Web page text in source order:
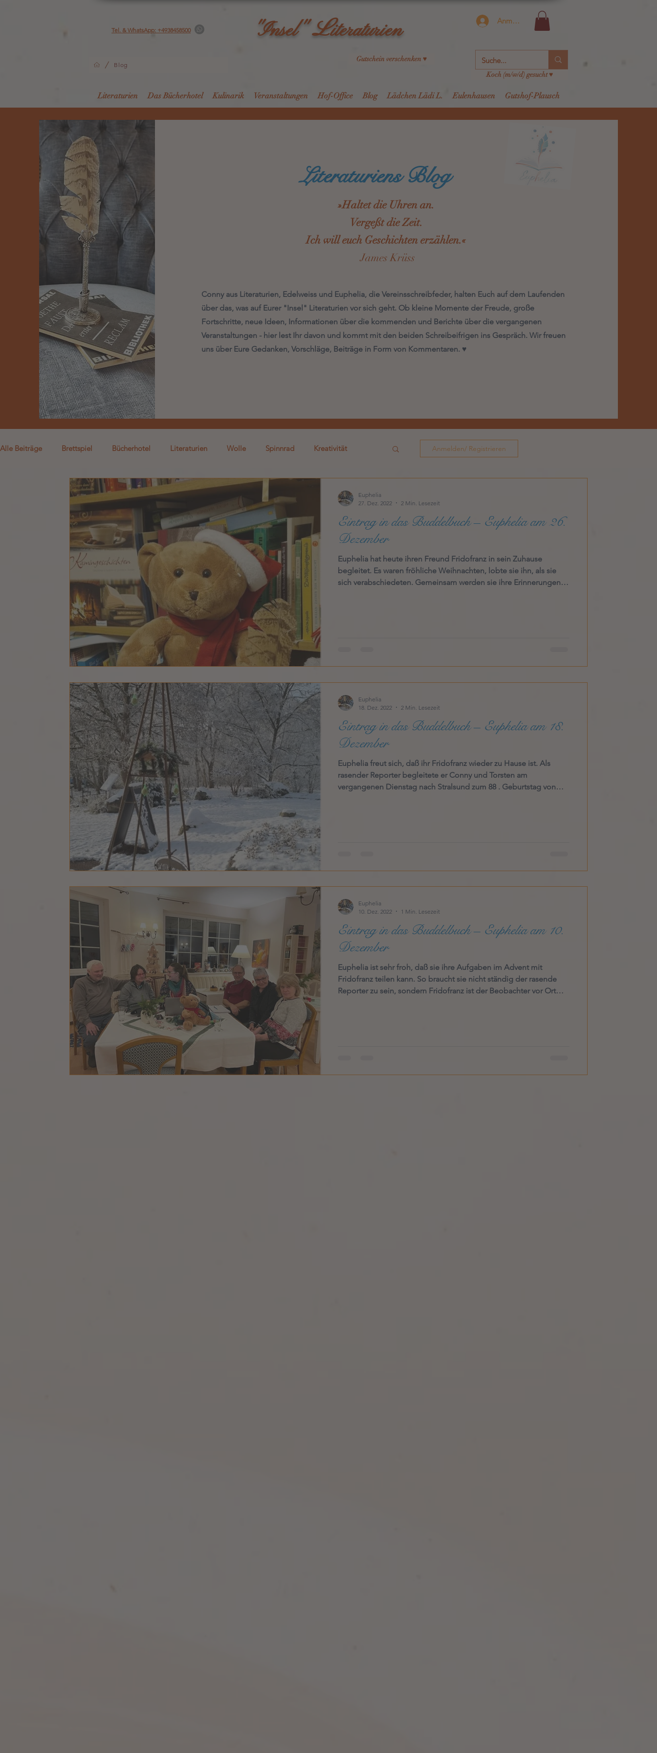
Tel. & WhatsApp: +4938458500 "Insel"Literaturien
/ Blog
Gutschein verschenken ♥
Anmelden
Koch (m/w/d) gesucht ♥
Literaturien Das Bücherhotel Kulinarik Veranstaltungen Hof-Office Blog Lädchen Lädi L. Eulenhausen Gutshof-Plausch
Literaturiens Blog
»Haltet die Uhren an.
Vergeßt die Zeit.
Ich will euch Geschichten erzählen.«
James Krüss
Conny aus Literaturien, Edelweiss und Euphelia, die Vereinsschreibfeder, halten Euch auf dem Laufenden
über das, was auf Eurer "Insel" Literaturien vor sich geht. Ob kleine Momente der Freude, große
Fortschritte, neue Ideen, Informationen über die kommenden und Berichte über die vergangenen
Veranstaltungen - hier lest Ihr davon und kommt mit den beiden Schreibeifrigen ins Gespräch. Wir freuen
uns über Eure Gedanken, Vorschläge, Beiträge in Form von Kommentaren. ♥
Alle Beiträge Brettspiel Bücherhotel Literaturien Wolle Spinnrad Kreativität
Lädchen Lädi L. i1 i2 i3 i4
Anmelden/ Registrieren
Eintrag in das Buddelbuch – Euphelia am 26.
Dezember
Euphelia hat heute ihren Freund Fridofranz in sein Zuhause
begleitet. Es waren fröhliche Weihnachten, lobte sie ihn, als sie
sich verabschiedeten. Gemeinsam werden sie ihre Erinnerungen
Euphelia
27. Dez. 2022
2 Min. Lesezeit
Eintrag in das Buddelbuch – Euphelia am 18.
Dezember
Euphelia freut sich, daß ihr Fridofranz wieder zu Hause ist. Als
rasender Reporter begleitete er Conny und Torsten am
vergangenen Dienstag nach Stralsund zum 88 . Geburtstag von
Euphelia
18. Dez. 2022
2 Min. Lesezeit
Eintrag in das Buddelbuch – Euphelia am 10.
Dezember
Euphelia ist sehr froh, daß sie ihre Aufgaben im Advent mit
Fridofranz teilen kann. So braucht sie nicht ständig der rasende
Reporter zu sein, sondern Fridofranz ist der Beobachter vor Ort
Euphelia
10. Dez. 2022
1 Min. Lesezeit